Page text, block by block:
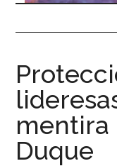
mentira
Duque